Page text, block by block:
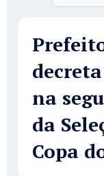
na
da
Copa